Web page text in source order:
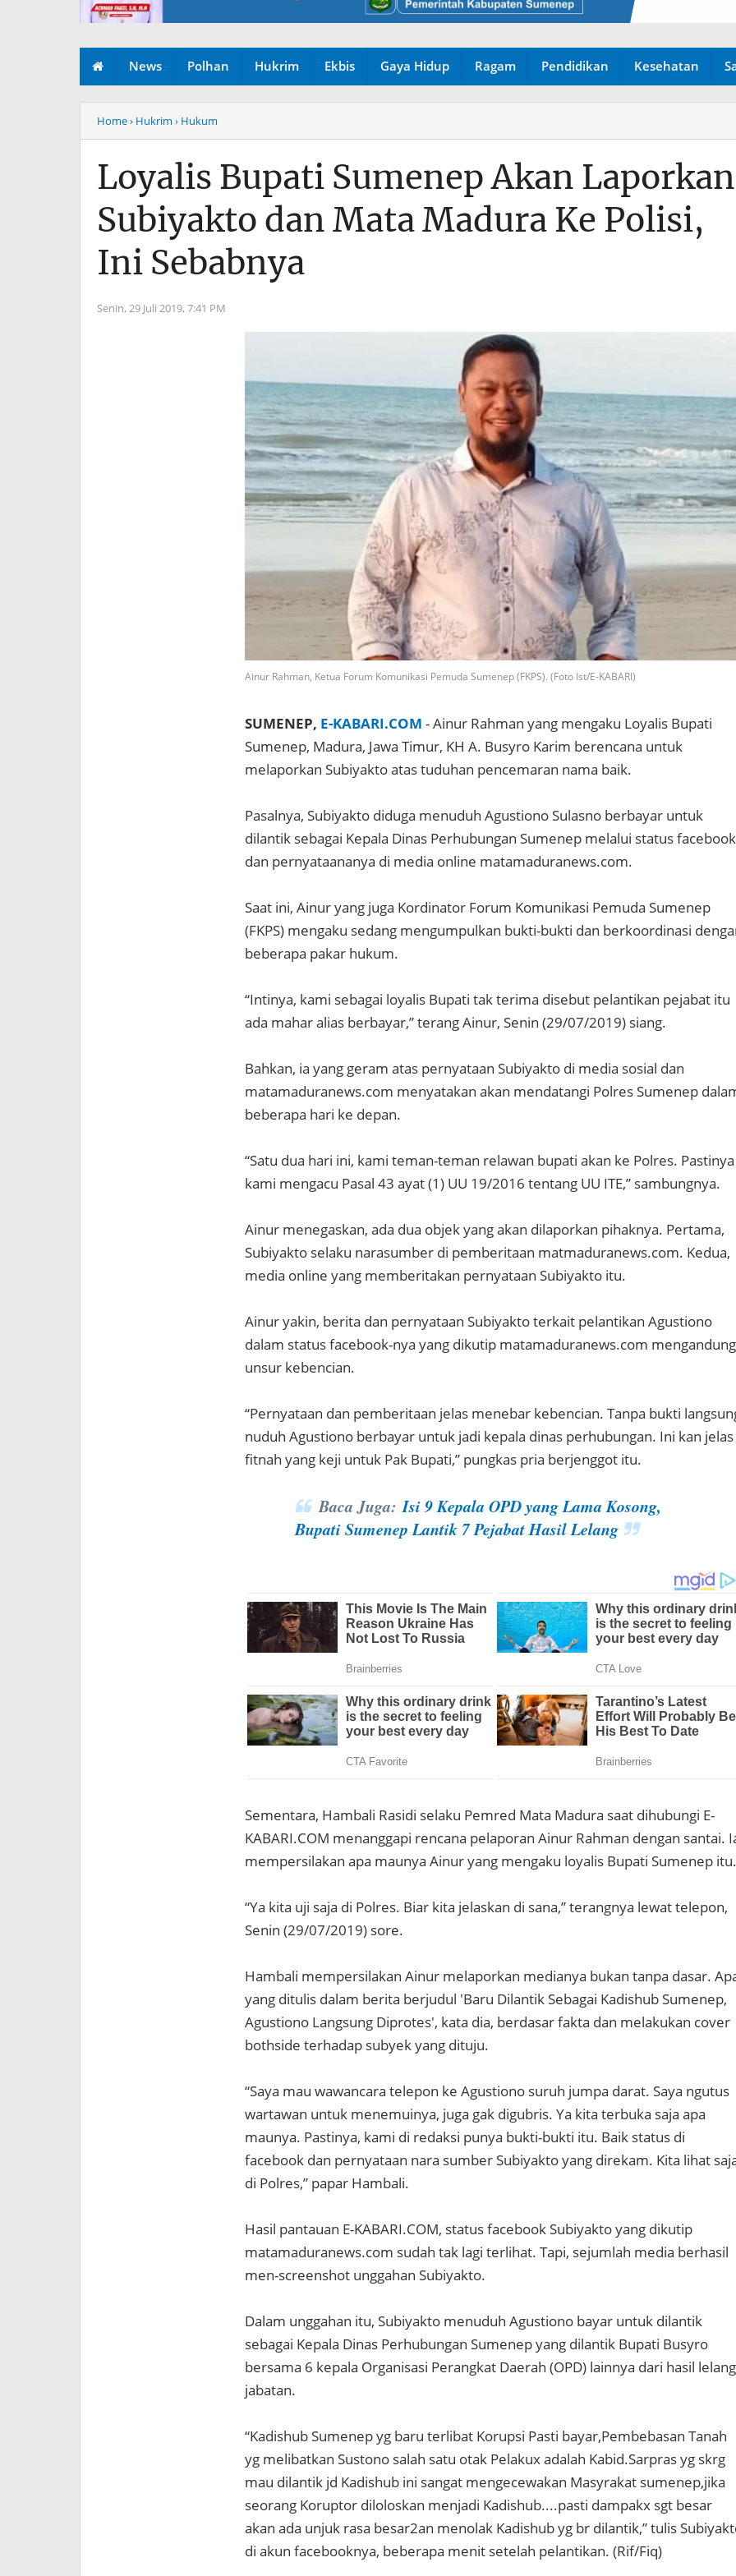
News Polhan Hukrim Ekbis Gaya Hidup Ragam Pendidikan Kesehatan
Home› Hukrim › Hukum
Loyalis Bupati Sumenep Akan Laporkan
Subiyakto dan Mata Madura Ke Polisi,
Ini Sebabnya
Senin, 29 Juli 2019, 7:41 PM
Ainur Rahman, Ketua Forum Komunikasi Pemuda Sumenep (FKPS). (Foto Ist/E-KABARI)
SUMENEP, E-KABARI.COM - Ainur Rahman yang mengaku Loyalis Bupati
Sumenep, Madura, Jawa Timur, KH A. Busyro Karim berencana untuk
melaporkan Subiyakto atas tuduhan pencemaran nama baik.
Pasalnya, Subiyakto diduga menuduh Agustiono Sulasno berbayar untuk
dilantik sebagai Kepala Dinas Perhubungan Sumenep melalui status facebook
dan pernyataananya di media online matamaduranews.com.
Saat ini, Ainur yang juga Kordinator Forum Komunikasi Pemuda Sumenep
(FKPS) mengaku sedang mengumpulkan bukti-bukti dan berkoordinasi
beberapa pakar hukum.
“Intinya, kami sebagai loyalis Bupati tak terima disebut pelantikan pejabat itu
ada mahar alias berbayar,” terang Ainur, Senin (29/07/2019) siang.
Bahkan, ia yang geram atas pernyataan Subiyakto di media sosial dan
matamaduranews.com menyatakan akan mendatangi Polres Sumenep
beberapa hari ke depan.
“Satu dua hari ini, kami teman-teman relawan bupati akan ke Polres. Pastinya
kami mengacu Pasal 43 ayat (1) UU 19/2016 tentang UU ITE,” sambungnya.
Ainur menegaskan, ada dua objek yang akan dilaporkan pihaknya. Pertama,
Subiyakto selaku narasumber di pemberitaan matmaduranews.com. Kedua,
media online yang memberitakan pernyataan Subiyakto itu.
Ainur yakin, berita dan pernyataan Subiyakto terkait pelantikan Agustiono
dalam status facebook-nya yang dikutip matamaduranews.com mengandung
unsur kebencian.
“Pernyataan dan pemberitaan jelas menebar kebencian. Tanpa bukti
nuduh Agustiono berbayar untuk jadi kepala dinas perhubungan. Ini kan jelas
fitnah yang keji untuk Pak Bupati,” pungkas pria berjenggot itu.
Baca Juga:Isi 9 Kepala OPD yang Lama Kosong,
Bupati Sumenep Lantik 7 Pejabat Hasil Lelang
Sementara, Hambali Rasidi selaku Pemred Mata Madura saat dihubungi E-
KABARI.COM menanggapi rencana pelaporan Ainur Rahman dengan santai.
mempersilakan apa maunya Ainur yang mengaku loyalis Bupati Sumenep itu.
“Ya kita uji saja di Polres. Biar kita jelaskan di sana,” terangnya lewat telepon,
Senin (29/07/2019) sore.
Hambali mempersilakan Ainur melaporkan medianya bukan tanpa dasar.
yang ditulis dalam berita berjudul 'Baru Dilantik Sebagai Kadishub Sumenep,
Agustiono Langsung Diprotes', kata dia, berdasar fakta dan melakukan cover
bothside terhadap subyek yang dituju.
“Saya mau wawancara telepon ke Agustiono suruh jumpa darat. Saya ngutus
wartawan untuk menemuinya, juga gak digubris. Ya kita terbuka saja apa
maunya. Pastinya, kami di redaksi punya bukti-bukti itu. Baik status di
facebook dan pernyataan nara sumber Subiyakto yang direkam. Kita lihat
di Polres,” papar Hambali.
Hasil pantauan E-KABARI.COM, status facebook Subiyakto yang dikutip
matamaduranews.com sudah tak lagi terlihat. Tapi, sejumlah media berhasil
men-screenshot unggahan Subiyakto.
Dalam unggahan itu, Subiyakto menuduh Agustiono bayar untuk dilantik
sebagai Kepala Dinas Perhubungan Sumenep yang dilantik Bupati Busyro
bersama 6 kepala Organisasi Perangkat Daerah (OPD) lainnya dari hasil lelang
jabatan.
“Kadishub Sumenep yg baru terlibat Korupsi Pasti bayar,Pembebasan Tanah
yg melibatkan Sustono salah satu otak Pelakux adalah Kabid.Sarpras yg skrg
mau dilantik jd Kadishub ini sangat mengecewakan Masyrakat sumenep,jika
seorang Koruptor diloloskan menjadi Kadishub....pasti dampakx sgt besar
akan ada unjuk rasa besar2an menolak Kadishub yg br dilantik,” tulis
di akun facebooknya, beberapa menit setelah pelantikan. (Rif/Fiq)